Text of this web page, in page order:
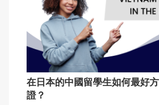
在日本的中國留學生如何最好
證？